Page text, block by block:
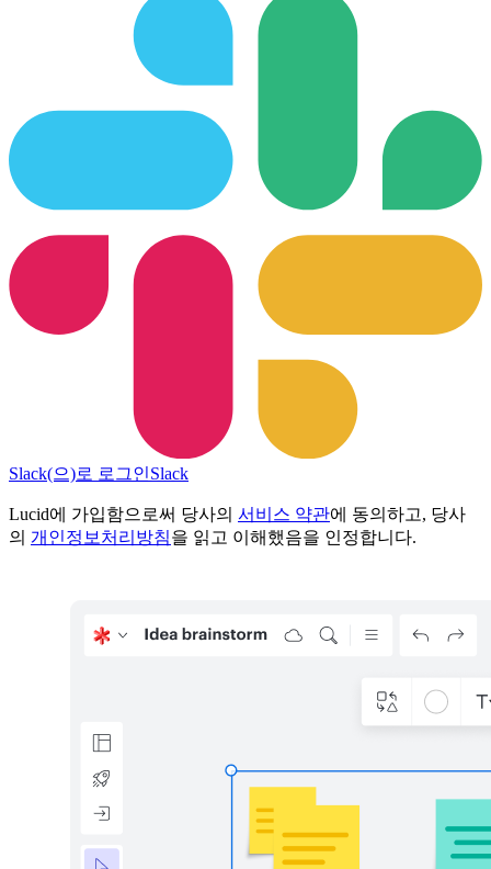
Slack(으)로 로그인Slack
Lucid에 가입함으로써 당사의 서비스 약관에 동의하고, 당사
의 개인정보처리방침을 읽고 이해했음을 인정합니다.